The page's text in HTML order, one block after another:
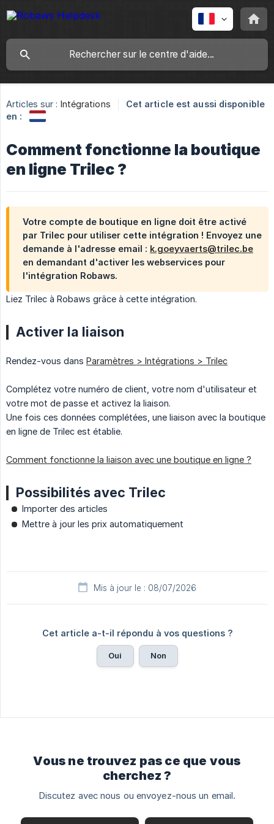
Articles sur : Intégrations
Cet article est aussi disponible
en :
Comment fonctionne la boutique
en ligne Trilec ?
Votre compte de boutique en ligne doit être activé
par Trilec pour utiliser cette intégration ! Envoyez une
demande à l'adresse email : k.goeyvaerts@trilec.be
en demandant d'activer les webservices pour
l'intégration Robaws.
Liez Trilec à Robaws grâce à cette intégration.
Activer la liaison
Rendez-vous dans Paramètres > Intégrations > Trilec
Complétez votre numéro de client, votre nom d'utilisateur et
votre mot de passe et activez la liaison.
Une fois ces données complétées, une liaison avec la boutique
en ligne de Trilec est établie.
Comment fonctionne la liaison avec une boutique en ligne ?
Possibilités avec Trilec
Importer des articles
Mettre à jour les prix automatiquement
Mis à jour le : 08/07/2026
Cet article a-t-il répondu à vos questions ?
Oui Non
Vous ne trouvez pas ce que vous
cherchez ?
Discutez avec nous ou envoyez-nous un email.